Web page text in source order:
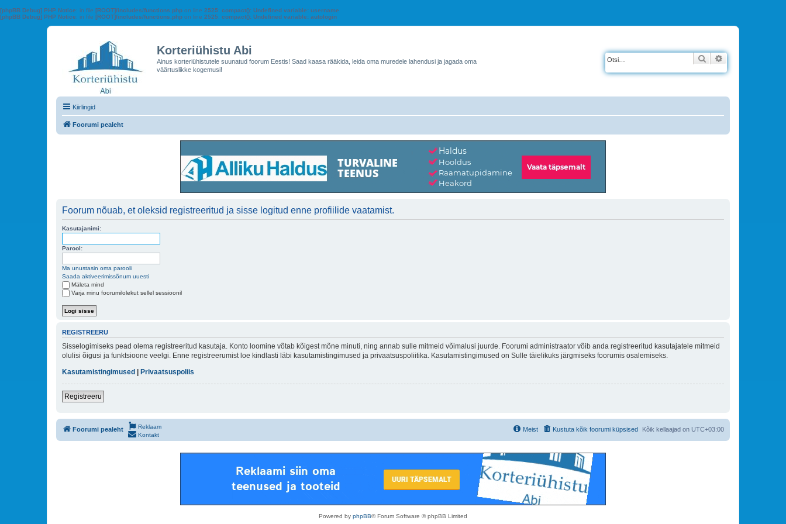
[phpBB Debug] PHP Notice: in file [ROOT]/includes/functions.php on line 2525: compact(): Undefined variable: username
[phpBB Debug] PHP Notice: in file [ROOT]/includes/functions.php on line 2525: compact(): Undefined variable: autologin
Korteriühistu Abi
Ainus korteriühistutele suunatud foorum Eestis! Saad kaasa rääkida, leida oma muredele lahendusi ja jagada oma
väärtuslikke kogemusi!
Otsi
Kiirlingid
Foorumi pealeht
Foorum nõuab, et oleksid registreeritud ja sisse logitud enne profiilide vaatamist.
Kasutajanimi:
Parool:
Ma unustasin oma parooli
Saada aktiveerimissõnum uuesti
Mäleta mind
Varja minu foorumilolekut sellel sessioonil
REGISTREERU
Sisselogimiseks pead olema registreeritud kasutaja. Konto loomine võtab kõigest mõne minuti, ning annab sulle mitmeid võimalusi juurde. Foorumi administraator võib anda registreeritud kasutajatele mitmeid
olulisi õigusi ja funktsioone veelgi. Enne registreerumist loe kindlasti läbi kasutamistingimused ja privaatsuspoliitika. Kasutamistingimused on Sulle täielikuks järgmiseks foorumis osalemiseks.
Kasutamistingimused | Privaatsuspoliis
Registreeru
Foorumi pealeht Kõik kellaajad on UTC+03:00
Kustuta kõik foorumi küpsised
Meist
Reklaam
Kontakt
Powered by phpBB® Forum Software © phpBB Limited